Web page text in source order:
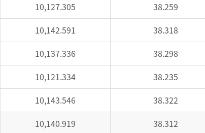
10,127.305 38.259
10,142.591 38.318
10,137.336 38.298
10,121.334 38.235
10,143.546 38.322
10,140.919 38.312